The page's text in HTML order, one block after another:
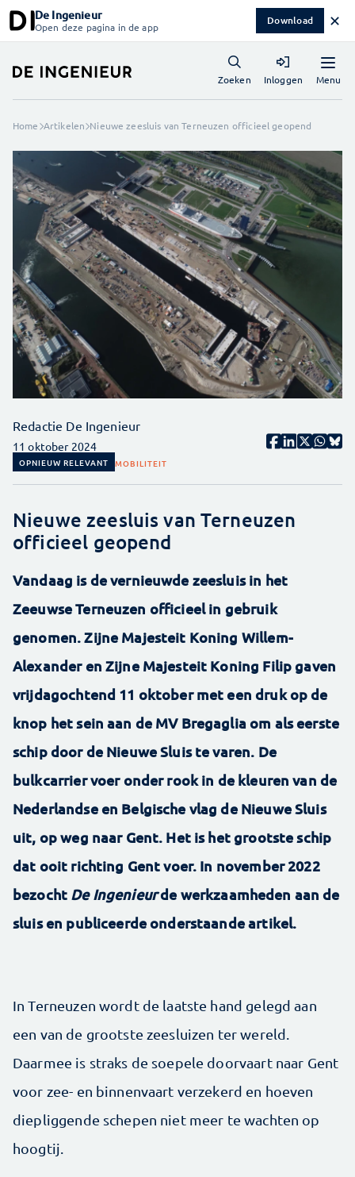
De Ingenieur
Open deze pagina in de app Download ✕
Menu
Zoeken Inloggen
Home Artikelen Nieuwe zeesluis van Terneuzen officieel geopend
Redactie De Ingenieur
11 oktober 2024
OPNIEUW RELEVANT MOBILITEIT
Nieuwe zeesluis van Terneuzen
officieel geopend
Vandaag is de vernieuwde zeesluis in het
Zeeuwse Terneuzen officieel in gebruik
genomen. Zijne Majesteit Koning Willem-
Alexander en Zijne Majesteit Koning Filip gaven
vrijdagochtend 11 oktober met een druk op de
knop het sein aan de MV Bregaglia om als eerste
schip door de Nieuwe Sluis te varen. De
bulkcarrier voer onder rook in de kleuren van de
Nederlandse en Belgische vlag de Nieuwe Sluis
uit, op weg naar Gent. Het is het grootste schip
dat ooit richting Gent voer. In november 2022
bezocht De Ingenieurde werkzaamheden aan de
sluis en publiceerde onderstaande artikel.
In Terneuzen wordt de laatste hand gelegd aan
een van de grootste zeesluizen ter wereld.
Daarmee is straks de soepele doorvaart naar Gent
voor zee- en binnenvaart verzekerd en hoeven
diepliggende schepen niet meer te wachten op
hoogtij.